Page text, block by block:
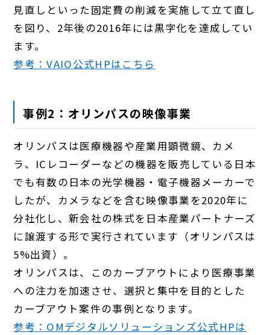
見直しといった固定費の削減を実施して立て直し
を図り、2年後の2016年には黒字化を達成してい
ます。
参考：VAIO公式HPはこちら
事例2：オリンパスの映像事業
オリンパスは医療機器や産業用顕微鏡、カメ
ラ、ICレコーダーなどの機器を販売している日本
でも有数の日本の光学機器・電子機器メーカーで
したが、カメラなどを含む映像事業を2020年に
分社化し、新会社の株式を日本産業パートナーズ
に譲渡する形で実行されています（オリンパスは
5%出資）。
オリンパスは、このカーブアウトにより医療事業
への注力を加速させ、選択と集中を目的とした
カーブアウト案件の事例となります。
参考：OMデジタルソリューションズ公式HPは